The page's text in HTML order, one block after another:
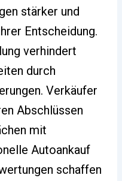
stärker und
Entscheidung.
verhindert
durch
Verkäufer
Abschlüssen
mit
Autoankauf
schaffen